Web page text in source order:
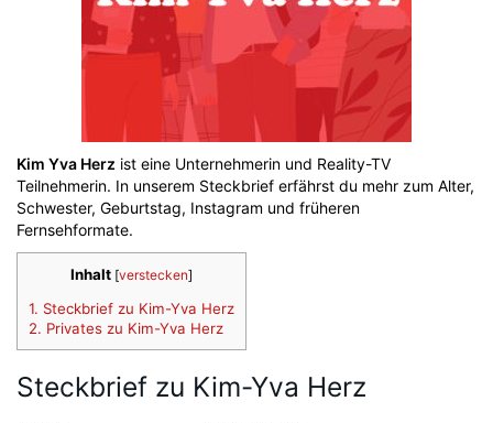
Kim Yva Herz ist eine Unternehmerin und Reality-TV
Teilnehmerin. In unserem Steckbrief erfährst du mehr zum Alter,
Schwester, Geburtstag, Instagram und früheren
Fernsehformate.
Inhalt [verstecken]
1. Steckbrief zu Kim-Yva Herz
2. Privates zu Kim-Yva Herz
Steckbrief zu Kim-Yva Herz